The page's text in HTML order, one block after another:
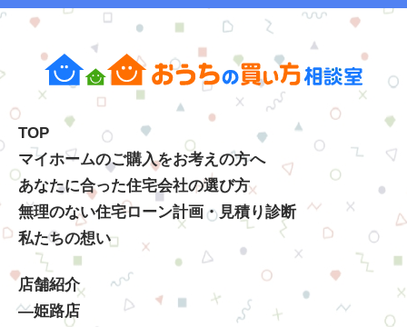
TOP
マイホームのご購入をお考えの方へ
あなたに合った住宅会社の選び方
無理のない住宅ローン計画・見積り診断
私たちの想い
店舗紹介
―姫路店